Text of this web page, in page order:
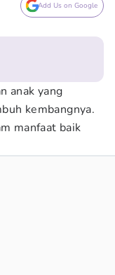
Add Us on Google
anak yang
kembangnya.
manfaat baik